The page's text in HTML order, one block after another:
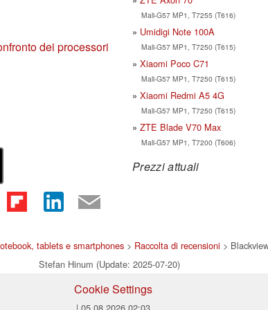
dei processori
Mali-G57 MP1, T7255 (T616)
Umidigi Note 100A
Mali-G57 MP1, T7250 (T615)
Xiaomi Poco C71
Mali-G57 MP1, T7250 (T615)
Xiaomi Redmi A5 4G
Mali-G57 MP1, T7250 (T615)
ZTE Blade V70 Max
Mali-G57 MP1, T7200 (T606)
Prezzi attuali
tablets e smartphones> Raccolta di recensioni >
Stefan Hinum (Update: 2025-07-20)
Cookie Settings